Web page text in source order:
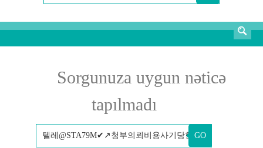
Sorgunuza uygun nəticə
tapılmadı
GO